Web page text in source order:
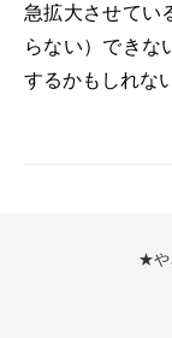
急拡大させてい
らない）できな
するかもしれな
★や